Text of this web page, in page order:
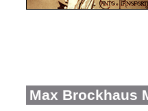
Max Brockhaus